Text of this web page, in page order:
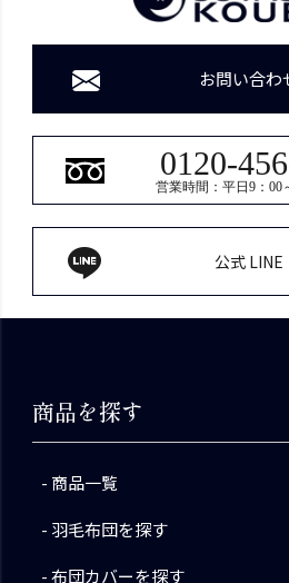
お問い合わ
0120-
営業時間：平日9：00
公式 LINE
商品を探す
商品一覧
羽毛布団を探す
布団カバーを探す